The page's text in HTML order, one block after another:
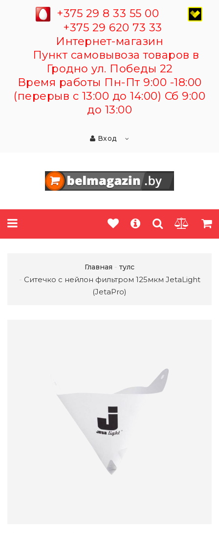
+375 29 8 33 55 00
+375 29 620 73 33
Интернет-магазин
Пункт самовывоза товаров в
Гродно ул. Победы 22
Время работы Пн-Пт 9:00 -18:00
(перерыв с 13:00 до 14:00) Сб 9:00
до 13:00
Вход
Главная тулс
Ситечко с нейлон фильтром 125мкм JetaLight
(JetaPro)